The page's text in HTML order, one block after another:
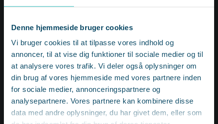
Denne hjemmeside bruger cookies
Vi bruger cookies til at tilpasse vores indhold og
annoncer, til at vise dig funktioner til sociale medier og til
at analysere vores trafik. Vi deler også oplysninger om
din brug af vores hjemmeside med vores partnere inden
for sociale medier, annonceringspartnere og
analysepartnere. Vores partnere kan kombinere disse
data med andre oplysninger, du har givet dem, eller som
Medarbejdere i AS3 Transition
Vi er et team af jobrådgivere, erhvervspsykologer,
ledelseskonsulenter, coaches, projektledere,
marketingmedarbejdere og markedschefer. Find den
medarbejder du søger her.